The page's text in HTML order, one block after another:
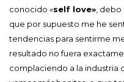
conocido «self love» ,
que por supuesto me he
tendencias para sentirme
resultado no fuera
complaciendo a la industria